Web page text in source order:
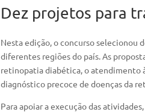
Dez projetos para
Nesta edição, o concurso selecionou
diferentes regiões do país. As
retinopatia diabética, o atendimento
diagnóstico precoce de doenças da
Para apoiar a execução das